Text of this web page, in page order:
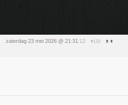
zaterdag 23 mei 2026 @ 21:31 :12 #133